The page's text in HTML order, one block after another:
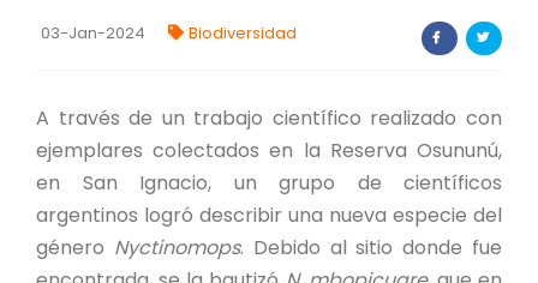
PROGRAMAS
PROYECTO ÁGUILAS DE MISIONES
MONUMENTOS NATURALES
03-Jan-2024 Biodiversidad
A través de un trabajo científico realizado con
ejemplares colectados en la Reserva Osununú,
en San Ignacio, un grupo de científicos
argentinos logró describir una nueva especie del
género Nyctinomops. Debido al sitio donde fue